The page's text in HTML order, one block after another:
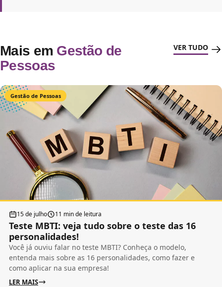
Mais em Gestão de
Pessoas
VER TUDO
Gestão de Pessoas
15 de julho 11 min de leitura
Teste MBTI: veja tudo sobre o teste das 16
personalidades!
Você já ouviu falar no teste MBTI? Conheça o modelo,
entenda mais sobre as 16 personalidades, como fazer e
como aplicar na sua empresa!
LER MAIS